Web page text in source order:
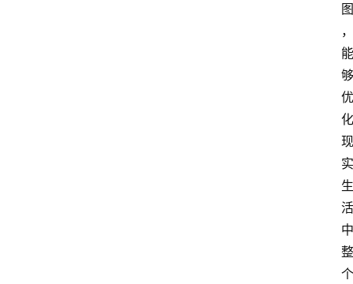
图
，
能
够
优
化
现
实
生
活
中
整
个